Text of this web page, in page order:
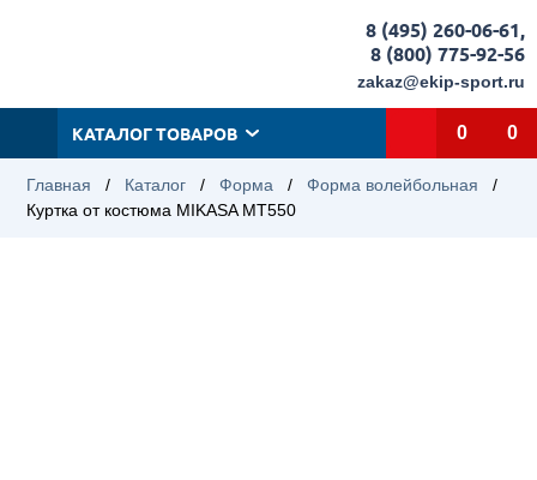
8 (495) 260-06-61,
8 (800) 775-92-56
zakaz@ekip-sport.ru
КАТАЛОГ ТОВАРОВ 0 0
Главная / Каталог / Форма / Форма волейбольная
/
Куртка от костюма MIKASA MT550